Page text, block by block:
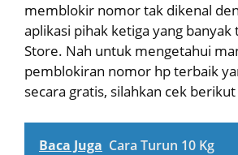
memblokir nomor tak dikenal
aplikasi pihak ketiga yang banyak
Store. Nah untuk mengetahui
pemblokiran nomor hp terbaik
secara gratis, silahkan cek
Baca Juga Cara Turun 10 Kg